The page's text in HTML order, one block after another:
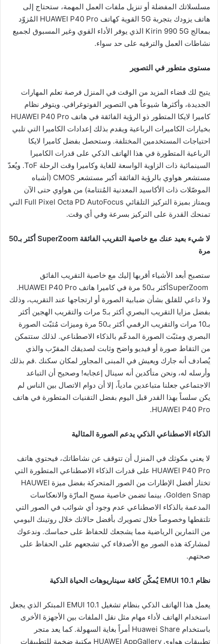
مسلسلاتك المفضلة أو تنزيل ملفات العمل المهمة، ستحتاج إلى
هاتف يزودك بتجربة 5G القوية كهاتف HUAWEI P40 Pro المُزوّد
بمعالج Kirin 990 5G الذي يوفر الأداء القوي وغير المسبوق لجميع
نشاطات العمل والترفيه على حد سواء.
مستوى متطور في التصوير
يتيح لك قضاء المزيد من الوقت في المنزل فرصة تعلم المهارات
الجديدة، وأكثرها شيوعاً هي التصوير الفوتوغرافي. ويتوفر نظام
كاميرا لايكا المتطور ذو الرؤية الفائقة في هاتف HUAWEI P40 Pro
بخيارات الكاميرات الرباعية ويقدم بذلك إعدادات الكاميرا التي تلبي
احتياجات المستخدمين المختلفة. وستحصل بفضل كاميرا لايكا
الرباعية المتطورة في هذا الهاتف الذكي على قدرات الكاميرا
السينمائية ذات الزاوية الواسعة للغاية وكاميرا وقت الرحلة ToF. ويُعدّ
مستشعر هواوي بالرؤية الفائقة أكبر مستشعر CMOS (أشباه
الموصّلات ذات الأكاسيد المعدنية المُتتامة) من هواوي حتى الآن
ويمتاز بميزة التركيز التلقائي Full Pixel Octa PD AutoFocus التي
تمنحك القدرة على التركيز بسرعة وفي أي وقت.
لا شيء بعيد عنك مع خاصية التقريب الفائقة SuperZoom
أكثر بـ50
مرة
ستصبح أبعد الأشياء أقربها إليك مع خاصية التقريب الفائق
SuperZoomأكثر بـ50 مرة في كاميرا هاتف HUAWEI P40 Pro.
ولا داعي للقلق بشأن ضبابية الصورة أو ارتجاجها عند التقريب، وذلك
بفضل مزايا التقريب البصري أكثر بـ5 مرات والتقريب الهجين أكثر
بـ10 مرات والتقريب الرقمي أكثر بـ50 مرة وميزات مُثبّت الصورة
البصري ومثبّت الصورة المدعّم بالذكاء الاصطناعي. لذلك ستتمكن
من التقاط صورة أو فيديو واضح وثابت لصديقك المقرّب والذي
يُصادف أنه جارك ويعيش في المبنى المجاور لمكان سكنك .قم بذلك
وأرسله له، ونحن متأكدين أنه سينال إعجابه! وصحيح أن التباعد
الاجتماعي جعلنا متباعدين مادياً، إلا أن دوام الاتصال بين الناس لم
يكن سلساً بهذا القدر قبل اليوم بفضل التقنيات المتطورة في هاتف
HUAWEI P40 Pro.
الذكاء الاصطناعي الذكي يدعم الصورة المثالية
لا يعني مكوثك في المنزل أن تتوقف عن نشاطاتك، فيحتوي هاتف
HUAWEI P40 Pro على قدرات الذكاء الاصطناعي المتطورة التي
تختار أفضل الإطارات من الصور المتحركة بفضل ميزة HAUWEI
Golden Snap، بينما تضمن خاصية مسح المارّة والانعكاسات
المدعمة بالذكاء الاصطناعي عدم وجود أي شوائب في الصور التي
تلتقطها وخصوصاً خلال تصويرك بأفضل حالاتك خلال روتينك اليومي
من التمارين الرياضية مما يشجعك للحفاظ على حماسك. وندعوك
لمشاركة هذه الصور مع الأصدقاء كي تشجعهم على الحفاظ على
صحتهم.
نظام EMUI 10.1 يُمكّن كافة سيناريوهات الحياة الذكية
يعمل هذا الهاتف الذكي بنظام تشغيل EMUI 10.1 المبتكر الذي يجعل
استخدام الهاتف لأداء مهام مثل نقل الملفات بين الأجهزة الأخرى
باستخدام Huawei Share أمراً بغاية السهولة. كما يعد متجر
تطبيقات هواوي HUAWEI AppGallery مكتبة ضخمة للتطبيقات